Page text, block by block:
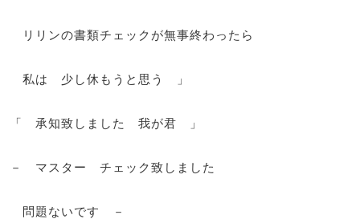
リリンの書類チェックが無事終わったら
私は 少し休もうと思う 」
「 承知致しました 我が君 」
－ マスター チェック致しました
問題ないです －